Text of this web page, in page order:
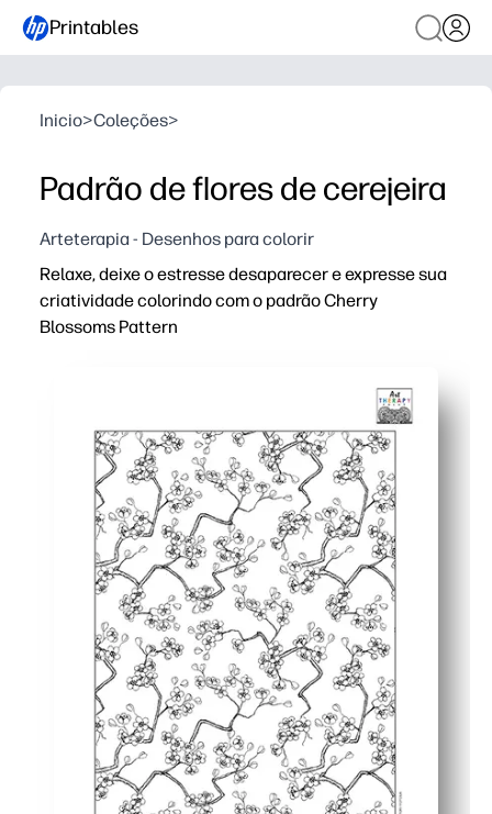
Printables
Inicio>Coleções>
Padrão de flores de cerejeira
Arteterapia - Desenhos para colorir
Relaxe, deixe o estresse desaparecer e expresse sua
criatividade colorindo com o padrão Cherry
Blossoms Pattern
Motivos repetidos de flores de cerejeira guiam uma
Perfeito para casa, na sala de aula ou no intervalo -
Reimprima a qualquer momento para explorar novas